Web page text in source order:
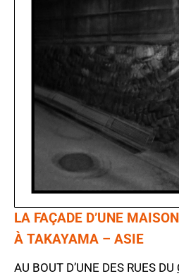
LA FAÇADE D’UNE
À TAKAYAMA – ASIE
AU BOUT D’UNE DES RUES DU